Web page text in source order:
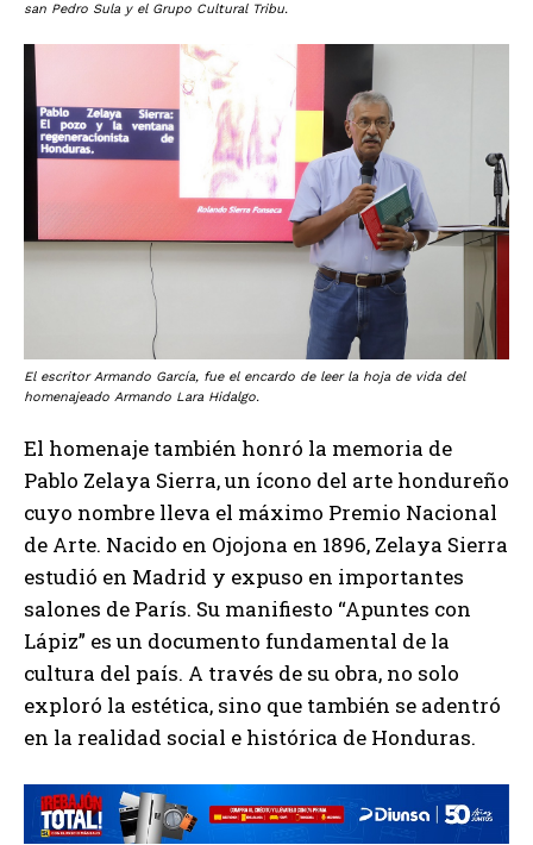
san Pedro Sula y el Grupo Cultural Tribu.
El escritor Armando García, fue el encardo de leer la hoja de vida del
homenajeado Armando Lara Hidalgo.
El homenaje también honró la memoria de
Pablo Zelaya Sierra, un ícono del arte hondureño
cuyo nombre lleva el máximo Premio Nacional
de Arte. Nacido en Ojojona en 1896, Zelaya Sierra
estudió en Madrid y expuso en importantes
salones de París. Su manifiesto “Apuntes con
Lápiz” es un documento fundamental de la
cultura del país. A través de su obra, no solo
exploró la estética, sino que también se adentró
en la realidad social e histórica de Honduras.